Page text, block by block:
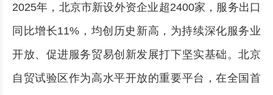
2025年，北京市新设外资企业超2400家，服务出口
同比增长11%，均创历史新高，为持续深化服务业
开放、促进服务贸易创新发展打下坚实基础。北京
自贸试验区作为高水平开放的重要平台，在全国首